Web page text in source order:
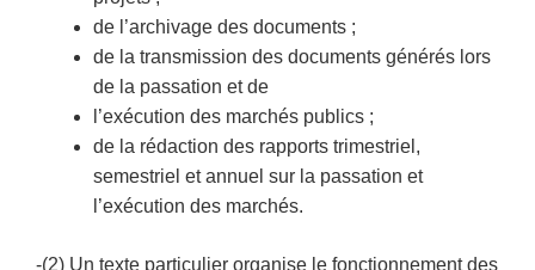
de l’archivage des documents ;
de la transmission des documents générés lors
de la passation et de
l’exécution des marchés publics ;
de la rédaction des rapports trimestriel,
semestriel et annuel sur la passation et
l’exécution des marchés.
-(2) Un texte particulier organise le fonctionnement des